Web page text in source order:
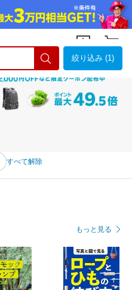
絞り込み (1)
すべて解除
もっと見る